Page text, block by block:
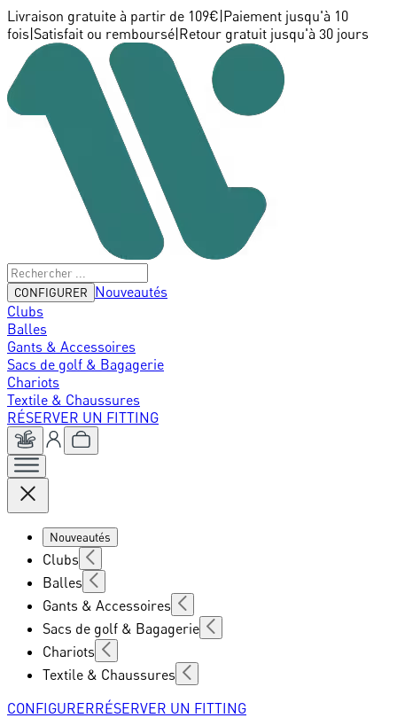
Livraison gratuite à partir de 109€ Paiement jusqu'à 10
fois Satisfait ou remboursé Retour gratuit jusqu'à 30 jours
CONFIGURER
Nouveautés
Clubs
Balles
Gants & Accessoires
Sacs de golf & Bagagerie
Chariots
Textile & Chaussures
RÉSERVER UN FITTING
Nouveautés
Clubs
Balles
Gants & Accessoires
Sacs de golf & Bagagerie
Chariots
Textile & Chaussures
CONFIGURERRÉSERVER UN FITTING